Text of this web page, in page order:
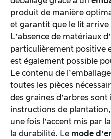
produit de manière
et garantit que le lit
L’absence de matériaux
particulièrement positive
est également possible
Le contenu de
toutes les pièces
des graines d’arbres
instructions de
une fois l’accent mis par
la durabilité. Le mode